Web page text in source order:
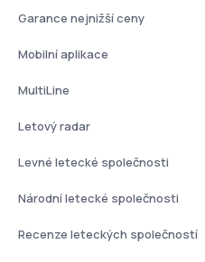
Garance nejnižší ceny
Mobilní aplikace
MultiLine
Letový radar
Levné letecké společnosti
Národní letecké společnosti
Recenze leteckých společností